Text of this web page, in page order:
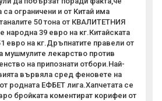
са ограничени и от Китай има
50 тона от КВАЛИТЕТНИЯ
народна 39 евро на кг.Китайската
евро на кг.Дръпнатите правели от
мушмулите лекарство против
на припознати отбори.Най-
вървяла сред феновете на
родната ЕФБЕТ лига.Хапчетата се
бройката коментират корифеи от